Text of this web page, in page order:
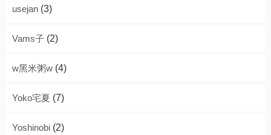
usejan (3)
Vams子 (2)
w黑米粥w (4)
Yoko宅夏 (7)
Yoshinobi (2)